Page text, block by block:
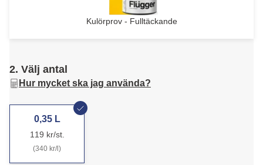
Kulörprov - Fulltäckande
2. Välj antal
Hur mycket ska jag använda?
0,35 L
119 kr/st.
(340 kr/l)